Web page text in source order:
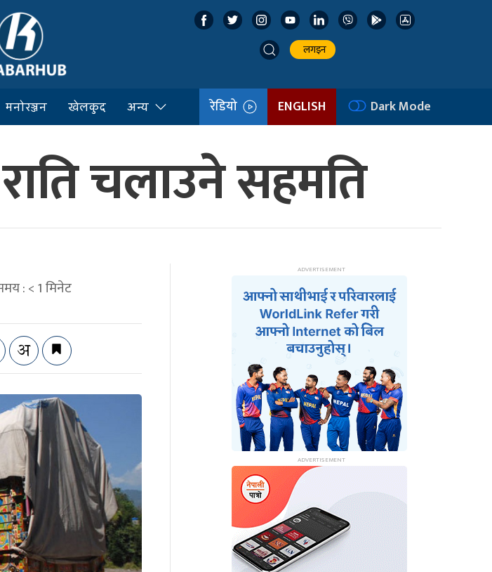
लगइन
मनोरञ्जन खेलकुद अन्य रेडियो ENGLISH Dark Mode
चलाउने सहमति
:< 1मिनेट